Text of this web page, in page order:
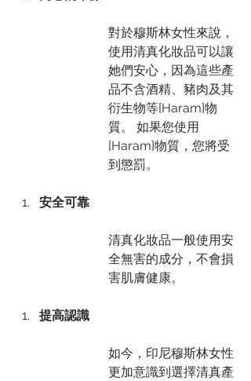
對於穆斯林女性來說，
使用清真化妝品可以讓
她們安心，因為這些產
品不含酒精、豬肉及其
衍生物等[Haram]物
質。 如果您使用
[Haram]物質，您將受
到懲罰。
安全可靠
清真化妝品一般使用安
全無害的成分，不會損
害肌膚健康。
提高認識
如今，印尼穆斯林女性
更加意識到選擇清真產